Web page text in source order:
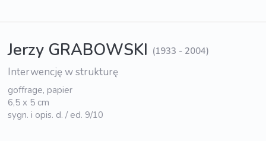
Jerzy GRABOWSKI (1933 - 2004)
Interwencję w strukturę
goffrage, papier
6,5 x 5 cm
sygn. i opis. d. / ed. 9/10